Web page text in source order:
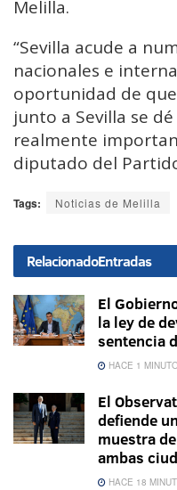
Melilla.
“Sevilla acude a
nacionales e
oportunidad de
junto a Sevilla se
realmente
diputado del
Tags: Noticias de Melilla
RelacionadoEntradas
El
la ley de
sentencia
HACE 1
El
defiende
muestra
ambas
HACE 18